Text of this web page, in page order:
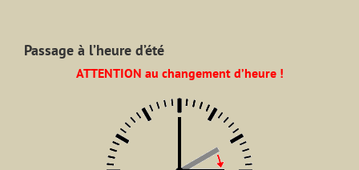
Passage à l’heure d’été
ATTENTION au changement d’heure !